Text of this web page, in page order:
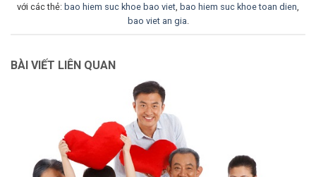
với các thẻ: bao hiem suc khoe bao viet bao hiem suc khoe toan dien
bao viet an gia
BÀI VIẾT LIÊN QUAN